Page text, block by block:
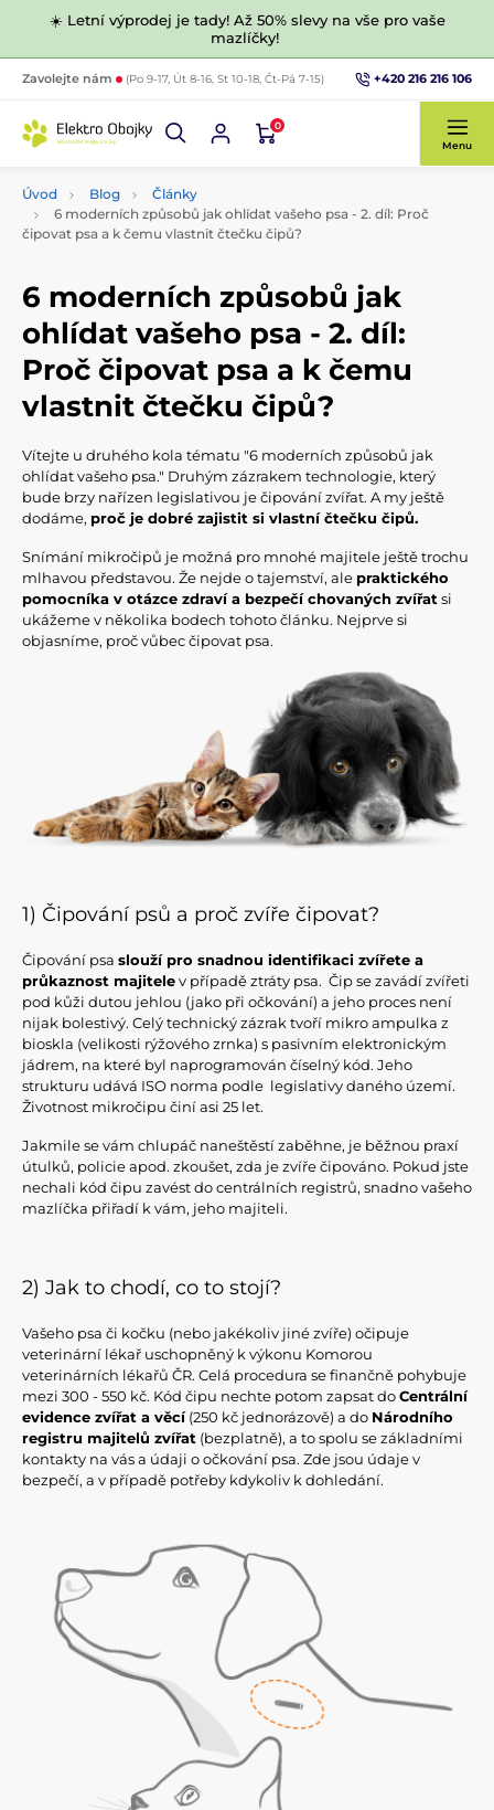
☀️ Letní výprodej je tady! Až 50% slevy na vše pro vaše
mazlíčky!
Zavolejte nám (Po 9-17, Út 8-16, St 10-18, Čt-Pá 7-15) +420 216 216 106
0
Menu
Úvod Blog
Články
6 moderních způsobů jak ohlídat vašeho psa - 2. díl: Proč
čipovat psa a k čemu vlastnit čtečku čipů?
6 moderních způsobů jak
ohlídat vašeho psa - 2. díl:
Proč čipovat psa a k čemu
vlastnit čtečku čipů?
Vítejte u druhého kola tématu "6 moderních způsobů jak
ohlídat vašeho psa." Druhým zázrakem technologie, který
bude brzy nařízen legislativou je čipování zvířat. A my ještě
dodáme, proč je dobré zajistit si vlastní čtečku čipů.
Snímání mikročipů je možná pro mnohé majitele ještě trochu
mlhavou představou. Že nejde o tajemství, ale praktického
pomocníka v otázce zdraví a bezpečí chovaných zvířat si
ukážeme v několika bodech tohoto článku. Nejprve si
objasníme, proč vůbec čipovat psa.
1) Čipování psů a proč zvíře čipovat?
Čipování psa slouží pro snadnou identifikaci zvířete a
průkaznost majitelev případě ztráty psa. Čip se zavádí zvířeti
pod kůži dutou jehlou (jako při očkování) a jeho proces není
nijak bolestivý. Celý technický zázrak tvoří mikro ampulka z
bioskla (velikosti rýžového zrnka) s pasivním elektronickým
jádrem, na které byl naprogramován číselný kód. Jeho
strukturu udává ISO norma podle legislativy daného území.
Životnost mikročipu činí asi 25 let.
Jakmile se vám chlupáč naneštěstí zaběhne, je běžnou praxí
útulků, policie apod. zkoušet, zda je zvíře čipováno. Pokud jste
nechali kód čipu zavést do centrálních registrů, snadno vašeho
mazlíčka přiřadí k vám, jeho majiteli.
2) Jak to chodí, co to stojí?
Vašeho psa či kočku (nebo jakékoliv jiné zvíře) očipuje
veterinární lékař uschopněný k výkonu Komorou
veterinárních lékařů ČR. Celá procedura se finančně pohybuje
mezi 300 - 550 kč. Kód čipu nechte potom zapsat doCentrální
evidence zvířat a věcí(250 kč jednorázově) a do Národního
registru majitelů zvířat (bezplatně), a to spolu se základními
kontakty na vás a údaji o očkování psa. Zde jsou údaje v
bezpečí, a v případě potřeby kdykoliv k dohledání.